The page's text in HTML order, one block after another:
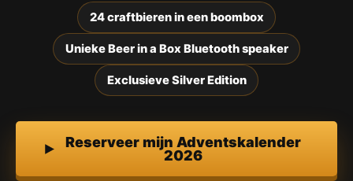
24 craftbieren in een boombox
Unieke Beer in a Box Bluetooth speaker
Exclusieve Silver Edition
Reserveer mijn Adventskalender
2026